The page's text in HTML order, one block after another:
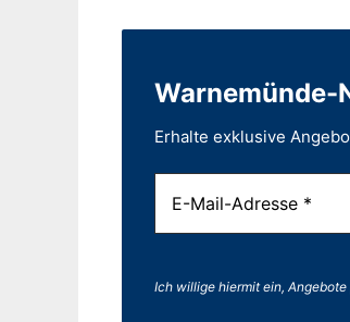
Warnemünde-
Erhalte exklusive
Ich willige hiermit ein,